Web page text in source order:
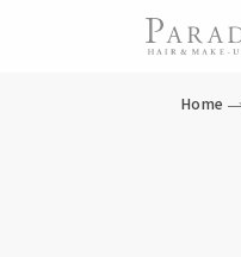
Home